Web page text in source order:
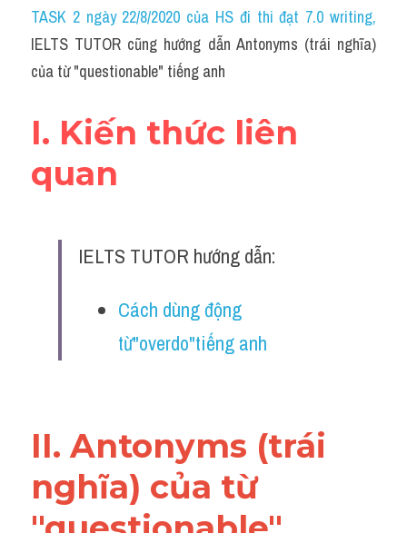
Idiom
Grammar
Word form
Cách dùng từ
Đề thi thật Task 2
TASK 2 ngày 22/8/2020 của HS đi thi đạt 7.0 writing,
IELTS TUTOR cũng hướng dẫn Antonyms (trái nghĩa)
của từ "questionable" tiếng anh
I. Kiến thức liên
quan
IELTS TUTOR hướng dẫn:
Cách dùng động
từ"overdo"tiếng anh
II. Antonyms (trái
nghĩa) của từ